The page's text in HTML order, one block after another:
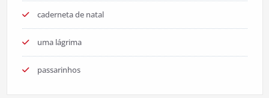
caderneta de natal
uma lágrima
passarinhos